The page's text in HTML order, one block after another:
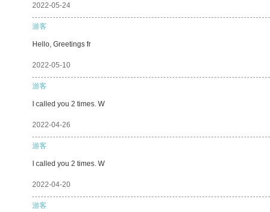
2022-05-24
游客
Hello, Greetings fr
2022-05-10
游客
I called you 2 times. W
2022-04-26
游客
I called you 2 times. W
2022-04-20
游客